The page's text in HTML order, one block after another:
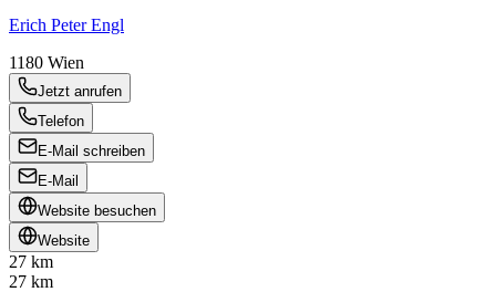
Erich Peter Engl
1180 Wien
Jetzt anrufen
Telefon
E-Mail schreiben
E-Mail
Website besuchen
Website
27 km
27 km